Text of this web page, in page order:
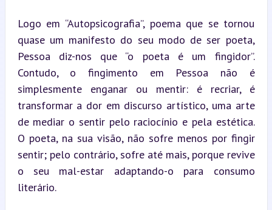
Logo em “Autopsicografia”, poema que se tornou
quase um manifesto do seu modo de ser poeta,
Pessoa diz-nos que “o poeta é um fingidor”.
Contudo, o fingimento em Pessoa não é
simplesmente enganar ou mentir: é recriar, é
transformar a dor em discurso artístico, uma arte
de mediar o sentir pelo raciocínio e pela estética.
O poeta, na sua visão, não sofre menos por fingir
sentir; pelo contrário, sofre até mais, porque revive
o seu mal-estar adaptando-o para consumo
literário.